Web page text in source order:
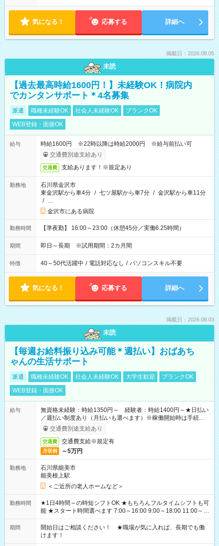
気になる！ 応募する 詳細へ
掲載日：2026.08.05
未読
【過去最高時給1600円！】未経験OK！病院内
でカンタンサポート＊4名募集
派遣 職種未経験OK 社会人未経験OK
ブランクOK
WEB登録・面接OK
給与
時給1600円 ※22時以降は時給2000円 ※給与前払い可
交通費別途支給あり
交通費 支給あります！※規定あり
勤務地
石川県金沢市
東金沢駅から車4分 / 七ツ屋駅から車7分 / 金沢駅から車11分
/ …
金沢市にある病院
勤務時間 【準夜勤】 16:00～23:00（休憩45分／実働6.25時間）
期間 即日～長期 ※試用期間：2カ月間
特徴 40～50代活躍中 / 電話対応なし / パソコンスキル不要
気になる！ 応募する 詳細へ
掲載日：2026.08.03
未読
【毎週お給料振り込み可能＊週払い】おばあち
ゃんの生活サポート
派遣 職種未経験OK 社会人未経験OK 大学生歓迎
ブランクOK
WEB登録・面接OK
給与
無資格未経験：時給1350円～ 経験者：時給1400円～★日払い
／週払い制度あり（月払いも選べます）※稼働開始時は手続き完
了次第のお支払いとなります。
交通費別途支給あり
交通費 交通費支給※規定有
月収例 ～5万円
勤務地
石川県能美市
能美根上駅
＜ご近所の老人ホームなど＞
勤務時間
★1日4時間～の時短シフトOK ★もちろんフルタイムシフトも可
能 ★スタート時間選べます 7:00～16:00 9:00～18:00 11:00～
20:00 など 残業なし！ ※Wワークの場合、他のお仕事と合わせ
週40時間超の就業はご案内できません ※法令に基づき、週20時
間以上勤務は社会保険への加入対象となります ※労働者派遣法
（日雇い派遣の原則禁止）により、短時間・短期間の就業はご
期間
開始日はご相談ください！ ★職場が気に入れば、長期でも働
けます！